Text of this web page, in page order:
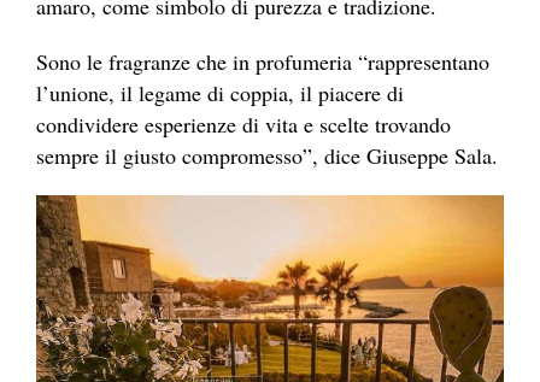
Sono le fragranze che in profumeria “rappresentano
l’unione, il legame di coppia, il piacere di
condividere esperienze di vita e scelte trovando
sempre il giusto compromesso”, dice Giuseppe Sala.